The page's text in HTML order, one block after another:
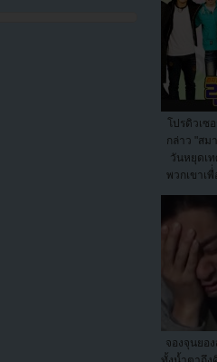
โปรดิวเซ
กล่าว "สม
วันหยุดเ
พวกเขาเ
จองจุนยอ